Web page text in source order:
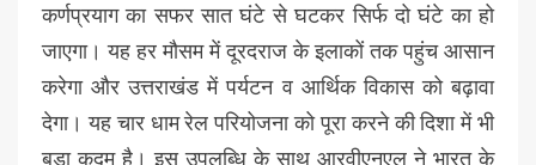
कर्णप्रयाग का सफर सात घंटे से घटकर सिर्फ दो घंटे का हो
जाएगा। यह हर मौसम में दूरदराज के इलाकों तक पहुंच आसान
करेगा और उत्तराखंड में पर्यटन व आर्थिक विकास को बढ़ावा
देगा। यह चार धाम रेल परियोजना को पूरा करने की दिशा में भी
बड़ा कदम है। इस उपलब्धि के साथ आरवीएनएल ने भारत के